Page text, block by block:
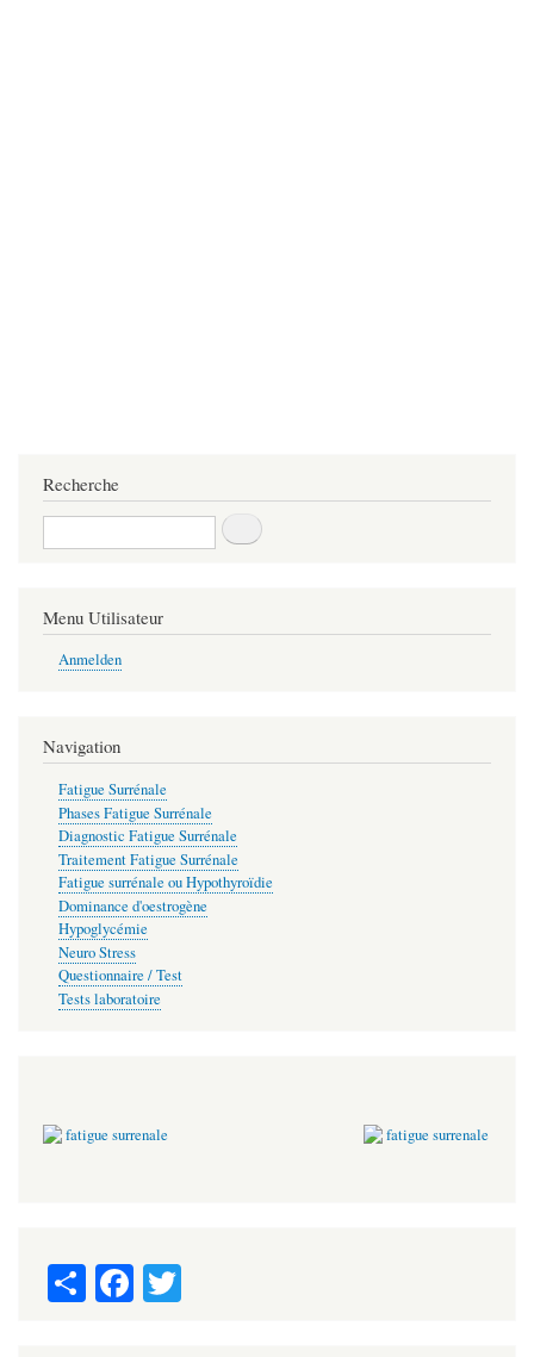
Recherche
Recherche
Menu Utilisateur
Anmelden
Navigation
Fatigue Surrénale
Phases Fatigue Surrénale
Diagnostic Fatigue Surrénale
Traitement Fatigue Surrénale
Fatigue surrénale ou Hypothyroïdie
Dominance d'oestrogène
Hypoglycémie
Neuro Stress
Questionnaire / Test
Tests laboratoire
S
ha
Fa
ce